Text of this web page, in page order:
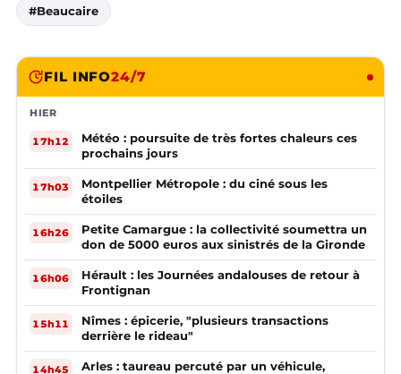
#Beaucaire
FIL INFO24/7
HIER
17h12
Météo : poursuite de très fortes chaleurs ces
prochains jours
17h03
Montpellier Métropole : du ciné sous les
étoiles
16h26
Petite Camargue : la collectivité soumettra un
don de 5000 euros aux sinistrés de la Gironde
16h06
Hérault : les Journées andalouses de retour à
Frontignan
15h11
Nîmes : épicerie, "plusieurs transactions
derrière le rideau"
14h45
Arles : taureau percuté par un véhicule,